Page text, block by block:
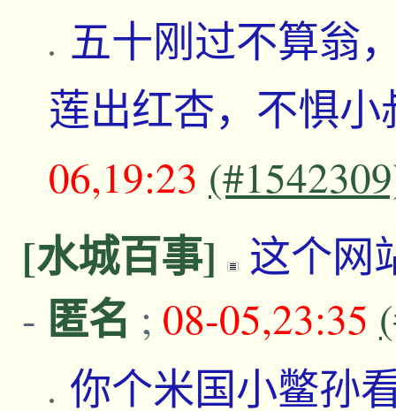
五十刚过不算翁
莲出红杏，不惧
06,19:23
[水城百事]
这个网
- 匿名 ; 08-05,23:35
你个米国小鳖孙